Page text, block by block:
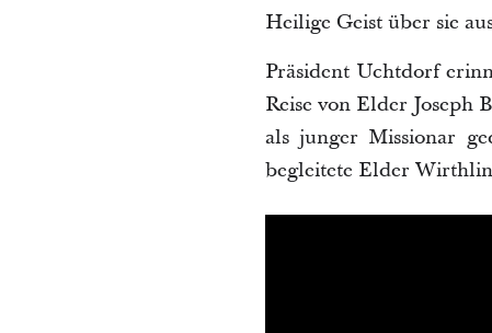
Heilige Geist über sie
Präsident Uchtdorf
Reise von Elder Joseph
als junger Missionar
begleitete Elder Wirthlin